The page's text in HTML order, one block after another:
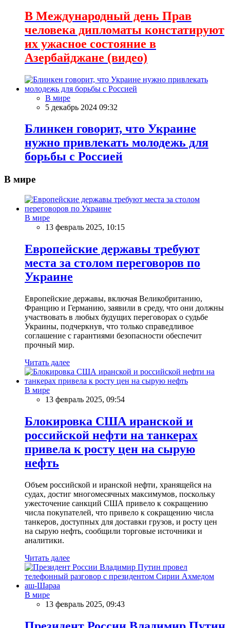
В Международный день Прав
человека дипломаты констатируют
их ужасное состояние в
Азербайджане (видео)
В мире
5 декабрь 2024 09:32
Блинкен говорит, что Украине
нужно привлекать молодежь для
борьбы с Россией
В мире
В мире
13 февраль 2025, 10:15
Европейские державы требуют
места за столом переговоров по
Украине
Европейские державы, включая Великобританию,
Францию и Германию, заявили в среду, что они должны
участвовать в любых будущих переговорах о судьбе
Украины, подчеркнув, что только справедливое
соглашение с гарантиями безопасности обеспечит
прочный мир.
Читать далее
В мире
13 февраль 2025, 09:54
Блокировка США иранской и
российской нефти на танкерах
привела к росту цен на сырую
нефть
Объем российской и иранской нефти, хранящейся на
судах, достиг многомесячных максимумов, поскольку
ужесточение санкций США привело к сокращению
числа покупателей, что привело к сокращению числа
танкеров, доступных для доставки грузов, и росту цен
на сырую нефть, сообщили торговые источники и
аналитики.
Читать далее
В мире
13 февраль 2025, 09:43